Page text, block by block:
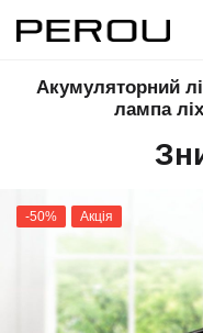
Акумуляторний
лампа
-50% Акція